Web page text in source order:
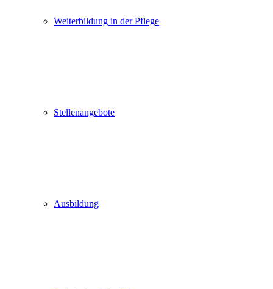
Weiterbildung in der Pflege
Stellenangebote
Ausbildung